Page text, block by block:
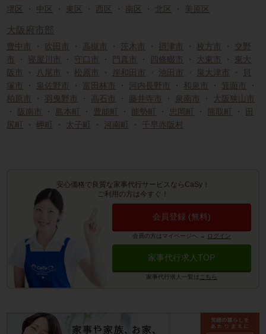
堺区 ・ 中区 ・ 東区 ・ 西区 ・ 南区 ・ 北区 ・ 美原区
大阪府市部
豊中市 ・ 吹田市 ・ 高槻市 ・ 茨木市 ・ 摂津市 ・枚方市 ・ 交野
・ 寝屋川市 ・ 守口市 ・ 門真市 ・ 四條畷市 ・ 大東市 ・ 東大
阪市
・ 八尾市 ・ 松原市 ・ 岸和田市 ・ 池田市 ・ 泉大津市 ・
貝
塚市
・ 泉佐野市 ・ 富田林市 ・ 河内長野市 ・ 和泉市 ・ 箕面市
・
柏原市
・ 羽曳野市 ・ 高石市 ・ 藤井寺市 ・ 泉南市 ・
大阪狭山市
・
阪南市 ・ 島本町 ・ 豊能町 ・ 能勢町 ・ 忠岡町 ・ 熊取町 ・
田
尻町 ・ 岬町 ・ 太子町 ・ 河南町 ・ 千早赤阪村
安心価格で良質な家事代行サービスならCaSy！
ご利用の方は今すぐ！
会員登録 (無料)
会員の方はマイページへ → ログイン
家事代行求人TOP
家事代行求人一覧は こちら